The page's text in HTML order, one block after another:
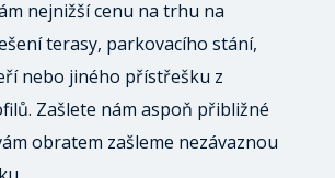
nejnižší cenu na trhu na
terasy, parkovacího stání,
nebo jiného přístřešku z
Zašlete nám aspoň přibližné
obratem zašleme nezávaznou